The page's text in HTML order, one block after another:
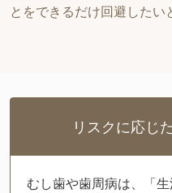
とをできるだけ回避したい
リスクに応じ
むし歯や歯周病は、「